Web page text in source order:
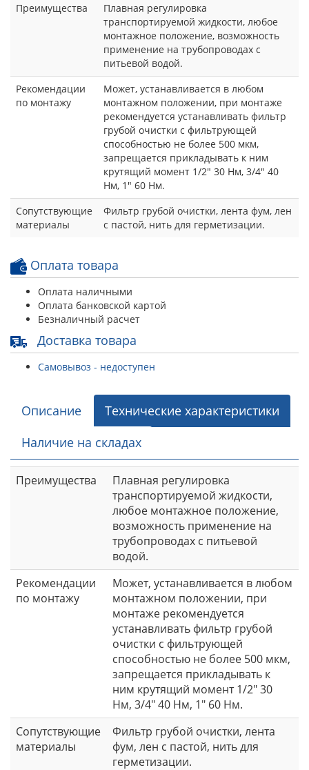
Преимущества
Плавная регулировка
транспортируемой жидкости, любое
монтажное положение, возможность
применение на трубопроводах с
питьевой водой.
Рекомендации
по монтажу
Может, устанавливается в любом
монтажном положении, при монтаже
рекомендуется устанавливать фильтр
грубой очистки с фильтрующей
способностью не более 500 мкм,
запрещается прикладывать к ним
крутящий момент 1/2" 30 Нм, 3/4" 40
Нм, 1" 60 Нм.
Сопутствующие
материалы
Фильтр грубой очистки, лента фум, лен
с пастой, нить для герметизации.
Оплата товара
Оплата наличными
Оплата банковской картой
Безналичный расчет
Доставка товара
Самовывоз - недоступен
Описание
Технические характеристики
Наличие на складах
Преимущества
Плавная регулировка
транспортируемой жидкости,
любое монтажное положение,
возможность применение на
трубопроводах с питьевой
водой.
Рекомендации
по монтажу
Может, устанавливается в любом
монтажном положении, при
монтаже рекомендуется
устанавливать фильтр грубой
очистки с фильтрующей
способностью не более 500 мкм,
запрещается прикладывать к
ним крутящий момент 1/2" 30
Нм, 3/4" 40 Нм, 1" 60 Нм.
Сопутствующие
материалы
Фильтр грубой очистки, лента
фум, лен с пастой, нить для
герметизации.